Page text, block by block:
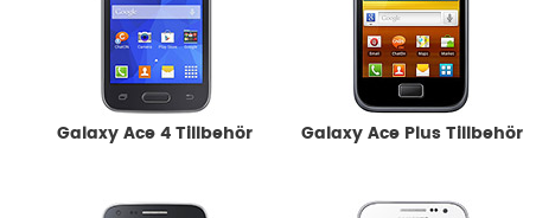
Galaxy Ace 4 Tillbehör Galaxy Ace Plus Tillbehör